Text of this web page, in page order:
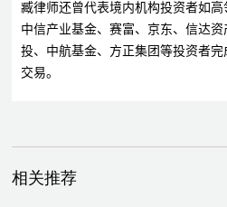
臧律师还曾代表境内机构投资者如高
中信产业基金、赛富、京东、信达
投、中航基金、方正集团等投资者
交易。
相关推荐